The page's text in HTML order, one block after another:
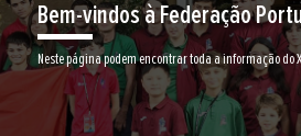
Bem-vindos à Federação
Neste página podem encontrar toda a informação do